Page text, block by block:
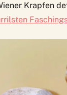
Krapfen